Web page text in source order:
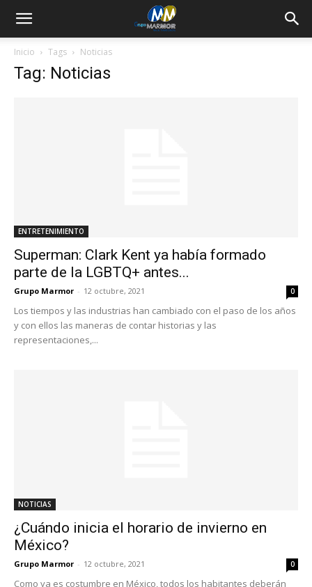
Inicio Tags Noticias
Tag: Noticias
ENTRETENIMIENTO
Superman: Clark Kent ya había formado
parte de la LGBTQ+ antes...
Grupo Marmor - 12 octubre, 2021 0
Los tiempos y las industrias han cambiado con el paso de los años
y con ellos las maneras de contar historias y las
representaciones,...
NOTICIAS
¿Cuándo inicia el horario de invierno en
México?
Grupo Marmor - 12 octubre, 2021 0
Como ya es costumbre en México, todos los habitantes deberán